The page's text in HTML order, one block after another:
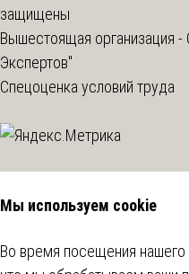
защищены
Вышестоящая организация -
Экспертов"
Спецоценка условий труда
Мы используем cookie
Во время посещения нашего